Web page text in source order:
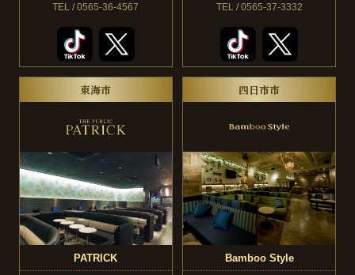
TEL / 0565-36-4567
TEL / 0565-37-3332
東海市
PATRICK
四日市市
Bamboo Style